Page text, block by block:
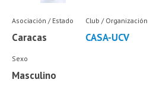
Asociación / Estado
Caracas
Club / Organización
CASA-UCV
Sexo
Masculino